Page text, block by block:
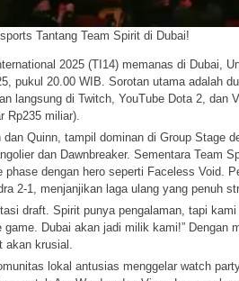
Tantang Team Spirit di Dubai!
2025 (TI14) memanas di Dubai,
pukul 20.00 WIB. Sorotan utama adalah
langsung di Twitch, YouTube Dota 2, dan
Rp235 miliar).
Quinn, tampil dominan di Group Stage
dan Dawnbreaker. Sementara Team
dengan hero seperti Faceless Void.
2-1, menjanjikan laga ulang yang penuh
draft. Spirit punya pengalaman, tapi
game. Dubai akan jadi milik kami!”
krusial.
lokal antusias menggelar watch